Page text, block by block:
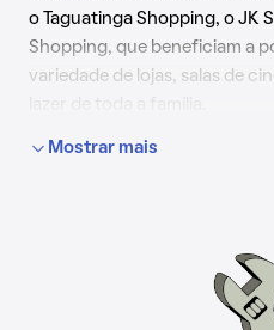
o Taguatinga Shopping, o JK
Shopping, que beneficiam a
variedade de lojas, salas de
atendimento especializado
de centros de saúde e
Mostrar mais